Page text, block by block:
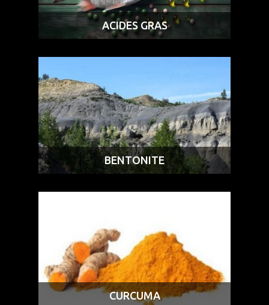
ACIDES GRAS
BENTONITE
CURCUMA